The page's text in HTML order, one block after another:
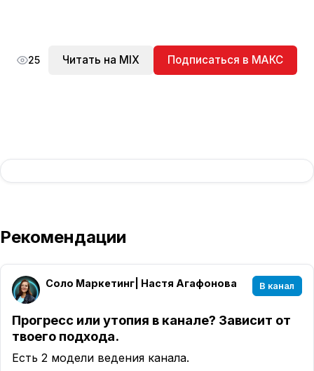
25 Читать на MIX Подписаться в МАКС
Рекомендации
Соло Маркетинг| Настя Агафонова В канал
Прогресс или утопия в канале? Зависит от
твоего подхода.
Есть 2 модели ведения канала.